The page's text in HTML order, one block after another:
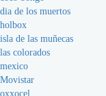
dia de los muertos
holbox
isla de las muñecas
las colorados
mexico
Movistar
oxxocel